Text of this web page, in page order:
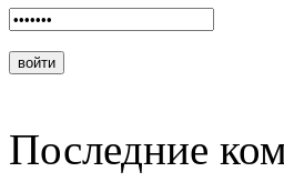
Последние